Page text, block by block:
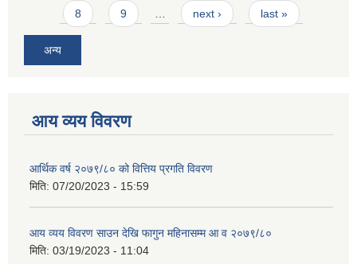
8 9 next › last »
अन्य
आय व्यय विवरण
आर्थिक वर्ष २०७९/८० को वित्तिय प्रगति विवरण
मिति: 07/20/2023 - 15:59
आय व्यय विवरण साउन देखि फागुन महिनासम्म आ व २०७९/८०
मिति: 03/19/2023 - 11:04